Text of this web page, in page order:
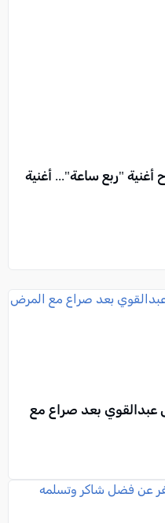
"ربع ساعة"... أغنية
عبدالقوي بعد صراع مع